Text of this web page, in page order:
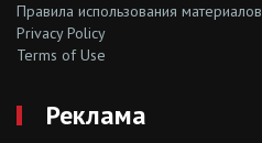
Правила использования материалов
Privacy Policy
Terms of Use
Реклама